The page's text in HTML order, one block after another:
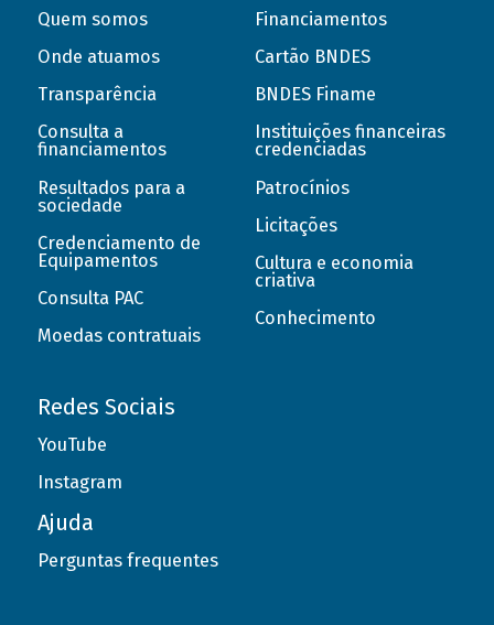
Quem somos
Onde atuamos
Transparência
Consulta a
financiamentos
Resultados para a
sociedade
Credenciamento de
Equipamentos
Consulta PAC
Moedas contratuais
Financiamentos
Cartão BNDES
BNDES Finame
Instituições financeiras
credenciadas
Patrocínios
Licitações
Cultura e economia
criativa
Conhecimento
Redes Sociais
YouTube
Instagram
Ajuda
Perguntas frequentes